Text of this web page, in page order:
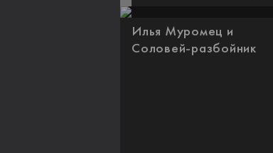
Илья Муромец и
Соловей-разбойник